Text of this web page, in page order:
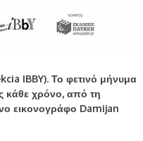
IBBY). Το φετινό μήνυμα
κάθε χρόνο, από τη
εικονογράφο Damijan